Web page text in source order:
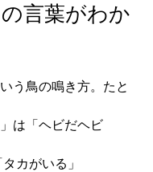
の言葉がわか
う鳥の鳴き方。たと
は「ヘビだヘビ
カがいる」